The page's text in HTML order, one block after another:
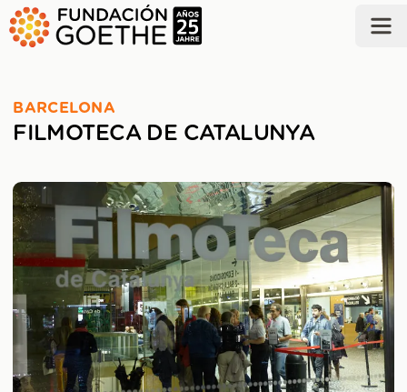
SALTAR AL CONTENIDO PRINCIPAL
BARCELONA
FILMOTECA DE CATALUNYA